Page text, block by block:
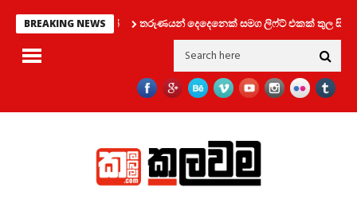
BREAKING NEWS තරුණයන් දෙදෙනෙක් සමග ලිෆ්ට් එකක් තුල සිර වූ